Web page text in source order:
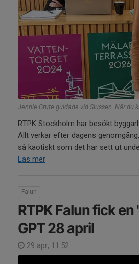
Jennie Grute guidade vid Slussen. När du
RTPK Stockholm har besökt
Allt verkar efter dagens
så kaotiskt som det har sett ut
Läs mer
Falun
RTPK Falun fick
GPT 28 april
29 apr, 11:52